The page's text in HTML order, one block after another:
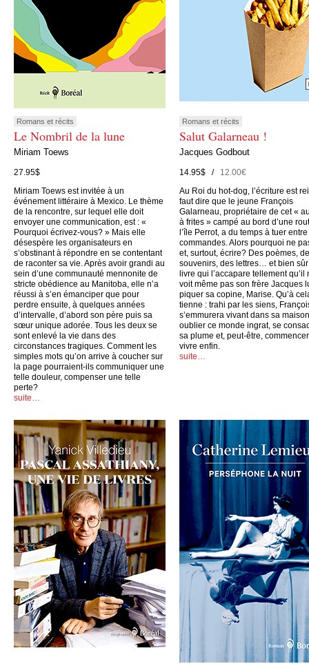
Romans et récits
Le Nombril de la lune
Miriam Toews
27.95$
Miriam Toews est invitée à un
événement littéraire à Mexico. Le thème
de la rencontre, sur lequel elle doit
envoyer une communication, est : «
Pourquoi écrivez-vous? » Mais elle
désespère les organisateurs en
s’obstinant à répondre en se contentant
de raconter sa vie. Après avoir grandi au
sein d’une communauté mennonite de
stricte obédience au Manitoba, elle n’a
réussi à s’en émanciper que pour
perdre ensuite, à quelques années
d’intervalle, d’abord son père puis sa
sœur unique adorée. Tous les deux se
sont enlevé la vie dans des
circonstances tragiques. Comment les
simples mots qu’on arrive à coucher sur
la page pourraient-ils communiquer une
telle douleur, compenser une telle
perte?
suite…
Romans et récits
Salut Galarneau !
Jacques Godbout
14.95$ /12.00€
Au Roi du hot-dog, l’écriture est
faut dire que le jeune François
Galarneau, propriétaire de cet «
à frites » campé au bord d’une
l’île Perrot, a du temps à tuer
commandes. Alors pourquoi ne
et, surtout, écrire? Des poèmes,
souvenirs, des lettres… et bien
livre qui l’accapare tellement qu’il
voit même pas son frère Jacques
piquer sa copine, Marise. Qu’à
tienne : trahi par les siens,
s’emmurera vivant dans sa
oublier ce monde ingrat, se
sa plume et, peut-être,
vivre enfin.
suite…